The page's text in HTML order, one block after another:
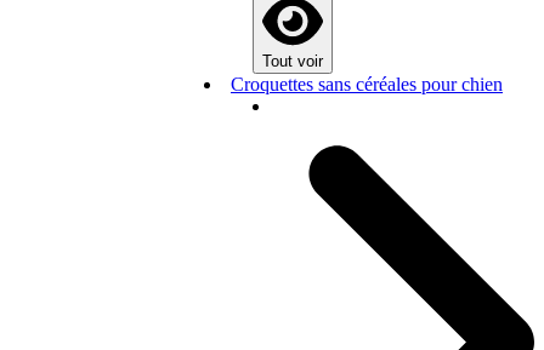
Tout voir
Croquettes sans céréales pour chien